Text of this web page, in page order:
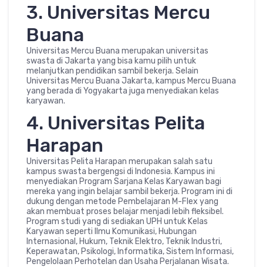
3. Universitas Mercu
Buana
Universitas Mercu Buana merupakan universitas
swasta di Jakarta yang bisa kamu pilih untuk
melanjutkan pendidikan sambil bekerja. Selain
Universitas Mercu Buana Jakarta, kampus Mercu Buana
yang berada di Yogyakarta juga menyediakan kelas
karyawan.
4. Universitas Pelita
Harapan
Universitas Pelita Harapan merupakan salah satu
kampus swasta bergengsi di Indonesia. Kampus ini
menyediakan Program Sarjana Kelas Karyawan bagi
mereka yang ingin belajar sambil bekerja. Program ini di
dukung dengan metode Pembelajaran M-Flex yang
akan membuat proses belajar menjadi lebih fleksibel.
Program studi yang di sediakan UPH untuk Kelas
Karyawan seperti Ilmu Komunikasi, Hubungan
Internasional, Hukum, Teknik Elektro, Teknik Industri,
Keperawatan, Psikologi, Informatika, Sistem Informasi,
Pengelolaan Perhotelan dan Usaha Perjalanan Wisata.